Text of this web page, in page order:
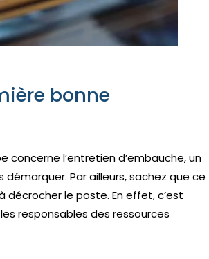
bonne
l’entretien d’embauche, un
Par ailleurs, sachez que ce
décrocher le poste. En effet, c’est
responsables des ressources